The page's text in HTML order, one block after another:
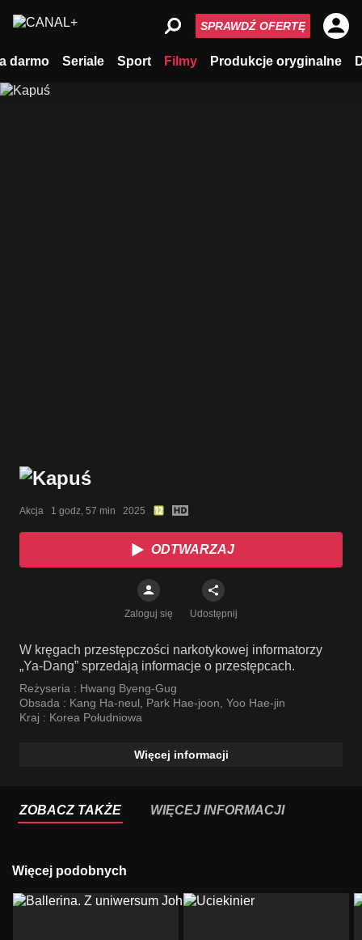
darmo Seriale Sport Filmy Produkcje oryginalne
SPRAWDŹ OFERTĘ
Akcja   1 godz, 57 min   2025
ODTWARZAJ
Zaloguj się Udostępnij
W kręgach przestępczości narkotykowej informatorzy
„Ya-Dang” sprzedają informacje o przestępcach.
Reżyseria : Hwang Byeng-Gug
Obsada : Kang Ha-neul, Park Hae-joon, Yoo Hae-jin
Kraj : Korea Południowa
Więcej informacji
ZOBACZ TAKŻE WIĘCEJ INFORMACJI
Więcej podobnych